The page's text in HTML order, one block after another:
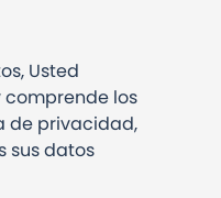
Usted
comprende los
de privacidad,
sus datos